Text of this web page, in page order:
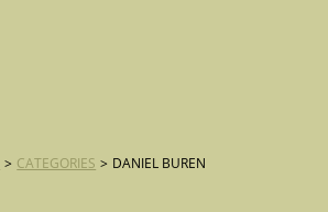
> CATEGORIES > DANIEL BUREN